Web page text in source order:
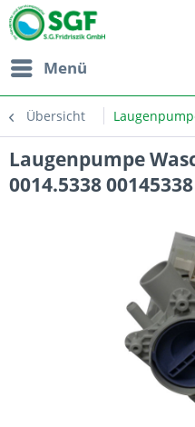
Menü
Übersicht
Laugenpumpe
0014.5338 00145338